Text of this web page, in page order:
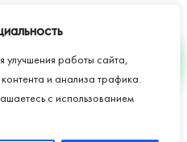
улучшения работы сайта,
и анализа трафика.
с использованием
WHATSAPP